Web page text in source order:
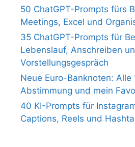
50 ChatGPT-Prompts fürs
Meetings, Excel und
35 ChatGPT-Prompts für
Lebenslauf, Anschreiben
Vorstellungsgespräch
Neue Euro-Banknoten: Alle
Abstimmung und mein
40 KI-Prompts für
Captions, Reels und